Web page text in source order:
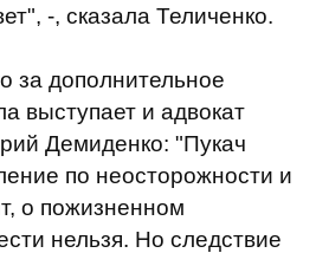
-, сказала Теличенко.
за дополнительное
выступает и адвокат
Демиденко: "Пукач
по неосторожности и
о пожизненном
нельзя. Но следствие